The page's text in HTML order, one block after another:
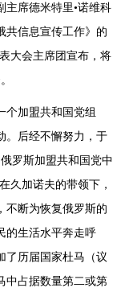
主席德米特里•诺维科
共信息宣传工作》的
大会主席团宣布，将
个加盟共和国党组
。后经不懈努力，于
罗斯加盟共和国党中
久加诺夫的带领下，
不断为恢复俄罗斯的
的生活水平奔走呼
了历届国家杜马（议
中占据数量第二或第